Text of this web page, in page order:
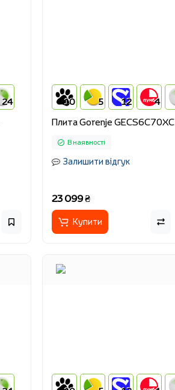
24 10 5 12 4
Плита Gorenje GECS6C70XC
В наявності
Залишити відгук
23 099 ₴
Купити